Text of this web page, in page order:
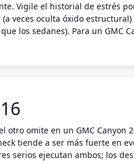
Vigile el historial de estrés
veces oculta óxido
los sedanes). Para un GMC
omite en un GMC Canyon
tiende a ser más fuerte en
serios ejecutan ambos; los